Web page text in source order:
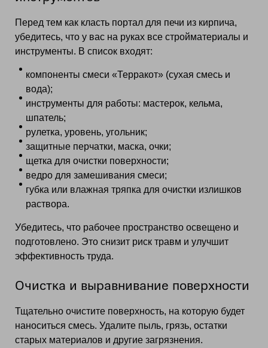
Перед тем как класть портал для печи из кирпича,
убедитесь, что у вас на руках все стройматериалы и
инструменты. В список входят:
компоненты смеси «Терракот» (сухая смесь и
вода);
инструменты для работы: мастерок, кельма,
шпатель;
рулетка, уровень, угольник;
защитные перчатки, маска, очки;
щетка для очистки поверхности;
ведро для замешивания смеси;
губка или влажная тряпка для очистки излишков
раствора.
Убедитесь, что рабочее пространство освещено и
подготовлено. Это снизит риск травм и улучшит
эффективность труда.
Очистка и выравнивание поверхности
Тщательно очистите поверхность, на которую будет
наноситься смесь. Удалите пыль, грязь, остатки
старых материалов и другие загрязнения.